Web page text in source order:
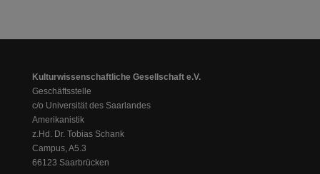
Kulturwissenschaftliche Gesellschaft e.V.
Geschäftsstelle
c/o Universität des Saarlandes
Amerikanistik
z.Hd. Dr. Tobias Schank
Campus, A5.3
66123 Saarbrücken